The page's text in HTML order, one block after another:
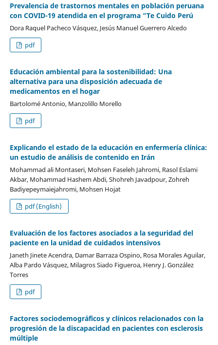
Prevalencia de trastornos mentales en población peruana
con COVID-19 atendida en el programa “Te Cuido Perú
Dora Raquel Pacheco Vásquez, Jesús Manuel Guerrero Alcedo
pdf
Educación ambiental para la sostenibilidad: Una
alternativa para una disposición adecuada de
medicamentos en el hogar
Bartolomé Antonio, Manzolillo Morello
pdf
Explicando el estado de la educación en enfermería clínica:
un estudio de análisis de contenido en Irán
Mohammad ali Montaseri, Mohsen Faseleh Jahromi, Rasol Eslami
Akbar, Mohammad Hashem Abdi, Shohreh Javadpour, Zohreh
Badiyepeymaiejahromi, Mohsen Hojat
pdf (English)
Evaluación de los factores asociados a la seguridad del
paciente en la unidad de cuidados intensivos
Janeth Jinete Acendra, Damar Barraza Ospino, Rosa Morales Aguilar,
Alba Pardo Vásquez, Milagros Siado Figueroa, Henry J. González
Torres
pdf
Factores sociodemográficos y clínicos relacionados con la
progresión de la discapacidad en pacientes con esclerosis
múltiple